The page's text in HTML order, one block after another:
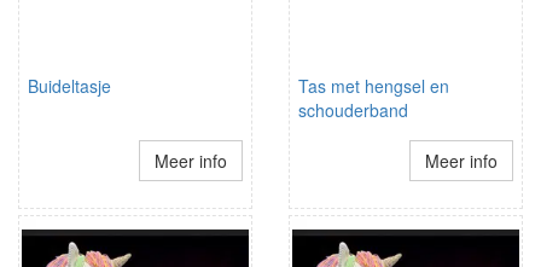
Buideltasje
Meer info
Tas met hengsel en
schouderband
Meer info